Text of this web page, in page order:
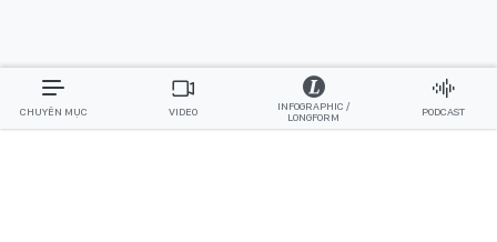
CHUYÊN MỤC VIDEO
INFOGRAPHIC /
LONGFORM
PODCAST